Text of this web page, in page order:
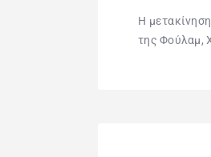
Η
της Φούλαμ,